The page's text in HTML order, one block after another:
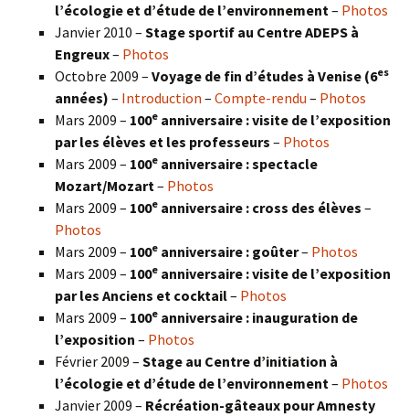
l’écologie et d’étude de l’environnement– Photos
Janvier 2010 – Stage sportif au Centre ADEPS à
Engreux– Photos
Octobre 2009 – Voyage de fin d’études à Venise (6es
années) – Introduction – Compte-rendu – Photos
Mars 2009 – 100e anniversaire : visite de l’exposition
par les élèves et les professeurs – Photos
Mars 2009 – 100e anniversaire : spectacle
Mozart/Mozart– Photos
Mars 2009 – 100e anniversaire : cross des élèves –
Photos
Mars 2009 – 100e anniversaire : goûter– Photos
Mars 2009 – 100e anniversaire : visite de l’exposition
par les Anciens et cocktail– Photos
Mars 2009 – 100e anniversaire : inauguration de
l’exposition – Photos
Février 2009 – Stage au Centre d’initiation à
l’écologie et d’étude de l’environnement– Photos
Janvier 2009 – Récréation-gâteaux pour Amnesty